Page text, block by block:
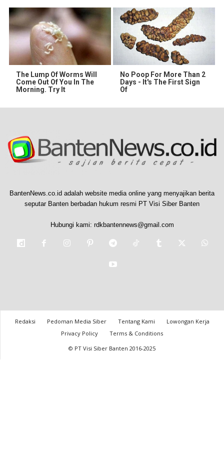
The Lump Of Worms Will
Come Out Of You In The
Morning. Try It
No Poop For More Than 2
Days - It's The First Sign
Of
BantenNews.co.id adalah website media online yang menyajikan berita
seputar Banten berbadan hukum resmi PT Visi Siber Banten
Hubungi kami: rdkbantennews@gmail.com
Redaksi Pedoman Media Siber Tentang Kami
Lowongan Kerja
Privacy Policy
Terms & Conditions
© PT Visi Siber Banten 2016-2025